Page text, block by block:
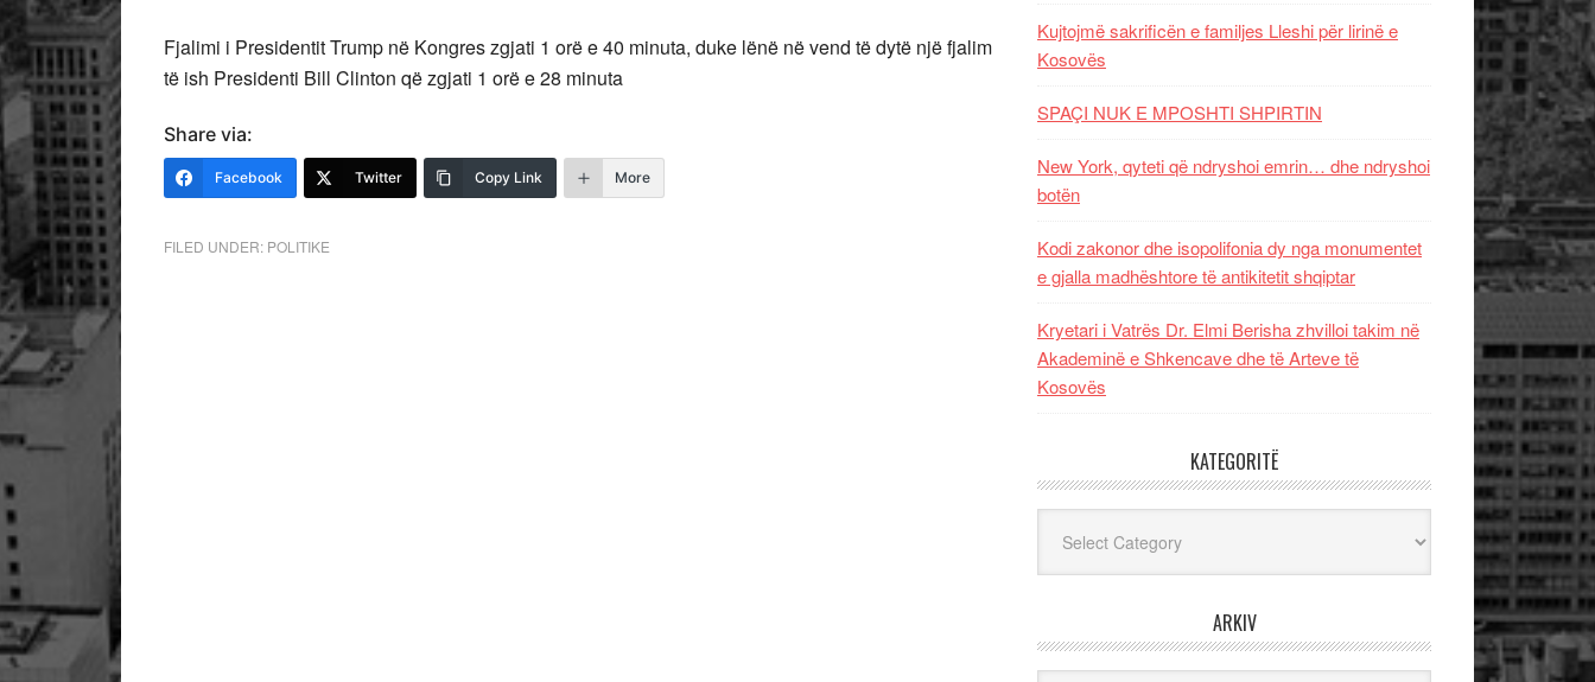
Fjalimi i Presidentit Trump në Kongres zgjati 1 orë e 40 minuta, duke lënë në vend të dytë një fjalim
të ish Presidenti Bill Clinton që zgjati 1 orë e 28 minuta
Share via:
Facebook Twitter Copy Link More
FILED UNDER: POLITIKE
Kujtojmë sakrificën e familjes Lleshi për lirinë e
Kosovës
SPAÇI NUK E MPOSHTI SHPIRTIN
New York, qyteti që ndryshoi emrin… dhe ndryshoi
botën
Kodi zakonor dhe isopolifonia dy nga monumentet
e gjalla madhështore të antikitetit shqiptar
Kryetari i Vatrës Dr. Elmi Berisha zhvilloi takim në
Akademinë e Shkencave dhe të Arteve të
Kosovës
KATEGORITË
ARKIV